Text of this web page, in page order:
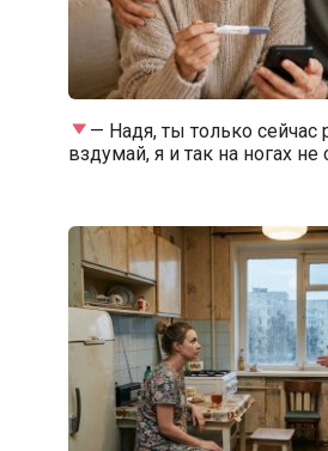
— Надя, ты только сейчас
вздумай, я и так на ногах не